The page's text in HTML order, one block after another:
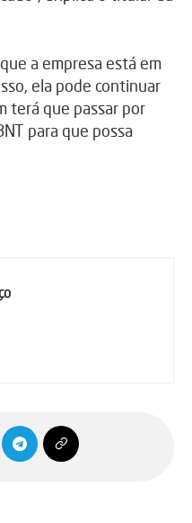
a empresa está em
ela pode continuar
terá que passar por
para que possa